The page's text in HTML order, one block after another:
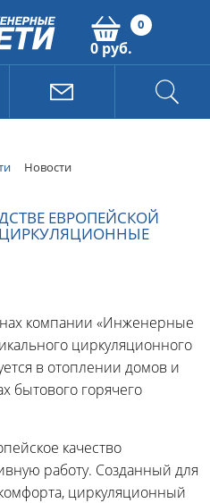
0
0 руб.
Новости
ЕВРОПЕЙСКОЙ
компании «Инженерные
циркуляционного
в отоплении домов и
бытового горячего
качество
работу. Созданный для
циркуляционный